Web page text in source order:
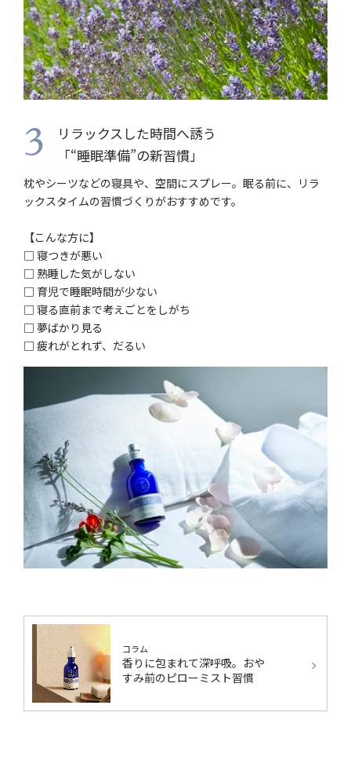
3
リラックスした時間へ誘う
「“睡眠準備”の新習慣」
枕やシーツなどの寝具や、空間にスプレー。眠る前に、リラ
ックスタイムの習慣づくりがおすすめです。
【こんな方に】
□ 寝つきが悪い
□ 熟睡した気がしない
□ 育児で睡眠時間が少ない
□ 寝る直前まで考えごとをしがち
□ 夢ばかり見る
□ 疲れがとれず、だるい
コラム
香りに包まれて深呼吸。おや
すみ前のピローミスト習慣